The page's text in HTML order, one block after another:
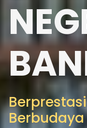
Berbudaya